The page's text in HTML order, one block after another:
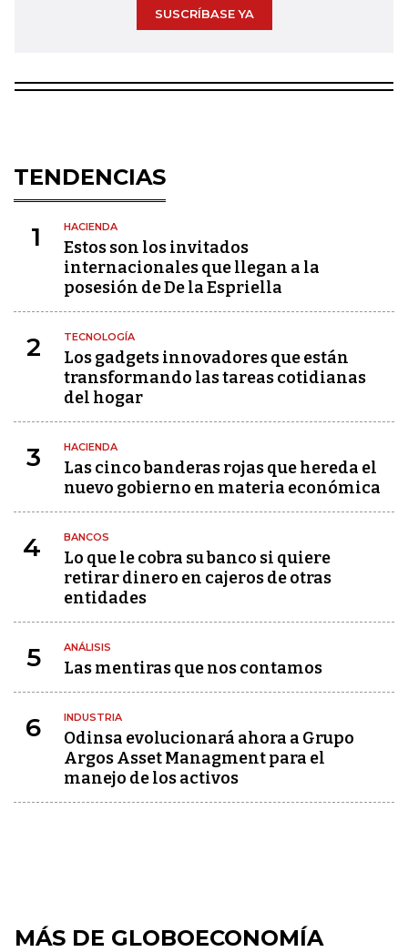
SUSCRÍBASE YA
TENDENCIAS
1 HACIENDA
Estos son los invitados
internacionales que llegan a la
posesión de De la Espriella
2 TECNOLOGÍA
Los gadgets innovadores que están
transformando las tareas cotidianas
del hogar
3 HACIENDA
Las cinco banderas rojas que hereda el
nuevo gobierno en materia económica
4 BANCOS
Lo que le cobra su banco si quiere
retirar dinero en cajeros de otras
entidades
5 ANÁLISIS
Las mentiras que nos contamos
6 INDUSTRIA
Odinsa evolucionará ahora a Grupo
Argos Asset Managment para el
manejo de los activos
MÁS DE GLOBOECONOMÍA